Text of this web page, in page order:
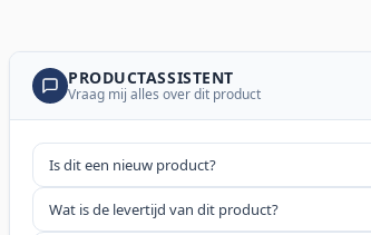
PRODUCTASSISTENT
Vraag mij alles over dit product
Is dit een nieuw product?
Wat is de levertijd van dit product?